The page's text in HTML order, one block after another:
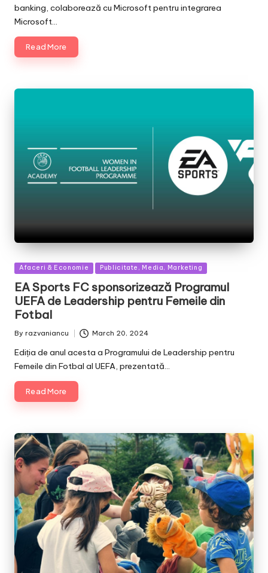
banking, colaborează cu Microsoft pentru integrarea
Microsoft…
Read More
Posted
Afaceri & Economie Publicitate, Media, Marketing
EA Sports FC sponsorizează Programul
UEFA de Leadership pentru Femeile din
Fotbal
Posted
By razvaniancu March 20, 2024
Ediția de anul acesta a Programului de Leadership pentru
Femeile din Fotbal al UEFA, prezentată…
Read More